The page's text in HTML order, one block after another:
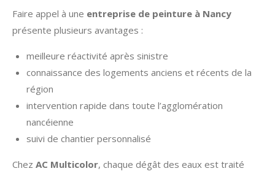
Faire appel à une entreprise de peinture à Nancy
présente plusieurs avantages :
meilleure réactivité après sinistre
connaissance des logements anciens et récents de la
région
intervention rapide dans toute l’agglomération
nancéienne
suivi de chantier personnalisé
Chez AC Multicolor, chaque dégât des eaux est traité